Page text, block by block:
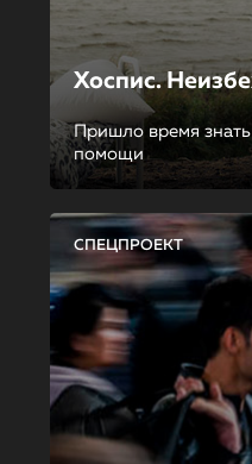
Хоспис.
Пришло время
помощи
СПЕЦПРОЕКТ